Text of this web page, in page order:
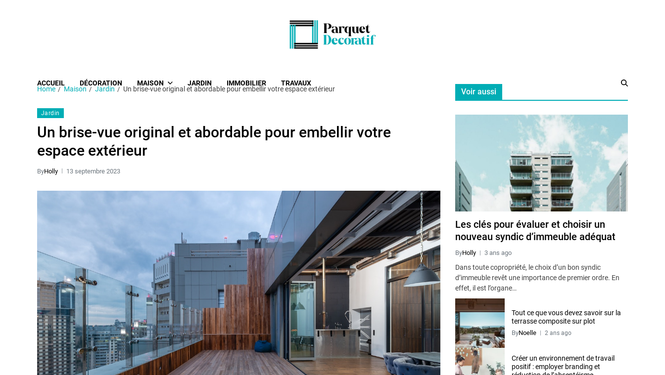
ACCUEIL DÉCORATION MAISON JARDIN IMMOBILIER TRAVAUX
Home Maison Jardin Un brise-vue original et abordable pour embellir votre espace extérieur
Jardin
Un brise-vue original et abordable pour embellir votre
espace extérieur
ByHolly 13 septembre 2023
Voir aussi
Les clés pour évaluer et choisir un
nouveau syndic d’immeuble adéquat
ByHolly 3 ans ago
Dans toute copropriété, le choix d’un bon syndic
d’immeuble revêt une importance de premier ordre. En
effet, il est l’organe…
Tout ce que vous devez savoir sur la
terrasse composite sur plot
ByNoelle 2 ans ago
Créer un environnement de travail
positif : employer branding et